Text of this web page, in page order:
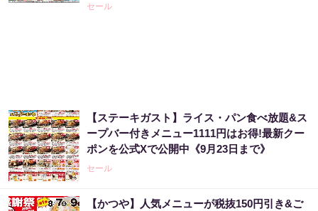
セール
【ステーキガスト】ライス・パン食べ放題&ス
ープバー付きメニュー1111円はお得!最新クー
ポンを公式Xで公開中《9月23日まで》
セール
【かつや】人気メニューが税抜150円引き&ご